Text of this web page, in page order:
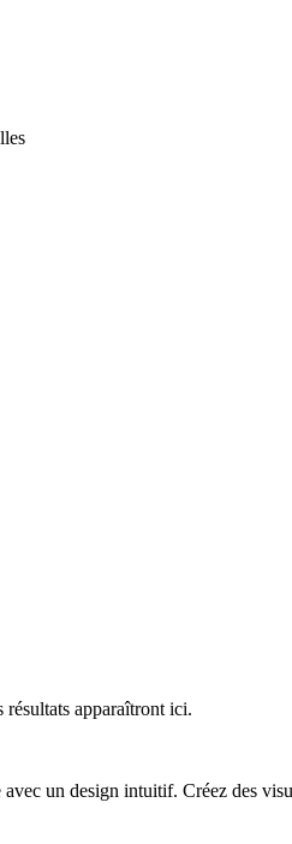
apparaîtront ici.
un design intuitif. Créez des